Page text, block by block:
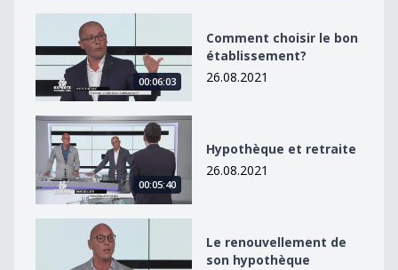
Comment choisir le bon établissement?
00:06:03
Comment choisir le bon
établissement?
26.08.2021
Hypothèque et retraite
00:05:40
Hypothèque et retraite
26.08.2021
Le renouvellement de son hypothèque
Le renouvellement de
son hypothèque